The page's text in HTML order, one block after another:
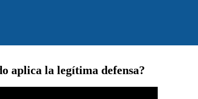
aplica la legítima defensa?